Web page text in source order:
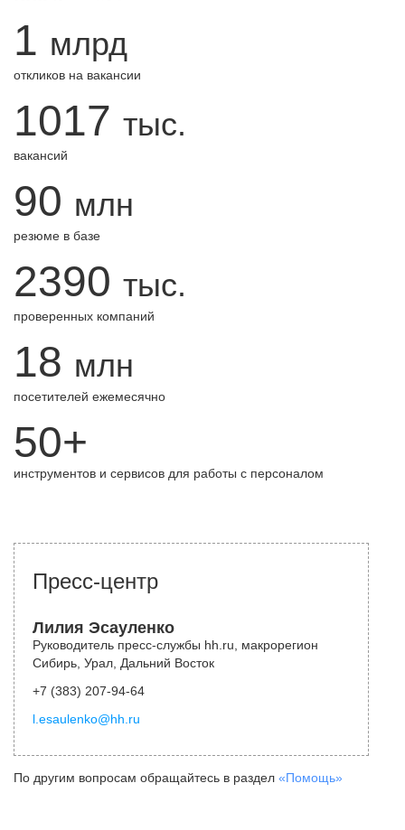
1 млрд
откликов на вакансии
1017 тыс.
вакансий
90 млн
резюме в базе
2390 тыс.
проверенных компаний
18 млн
посетителей ежемесячно
50+
инструментов и сервисов для работы с персоналом
Пресс-центр
Лилия Эсауленко
Руководитель пресс-службы hh.ru, макрорегион
Сибирь, Урал, Дальний Восток
+7 (383) 207-94-64
l.esaulenko@hh.ru
По другим вопросам обращайтесь в раздел «Помощь»